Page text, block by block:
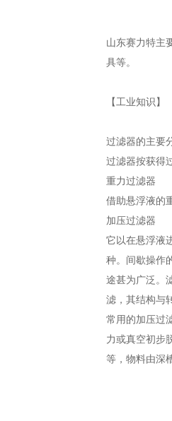
山东赛力特主
具等。
【工业知识】
过滤器的主要
过滤器按获得
重力过滤器
借助悬浮液的
加压过滤器
它以在悬浮液
种。间歇操作
途甚为广泛。
滤，其结构与
常用的加压过
力或真空初步
等，物料由深